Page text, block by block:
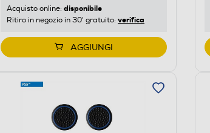
Acquisto online: disponibile
Ritiro in negozio in 30' gratuito: verifica
AGGIUNGI